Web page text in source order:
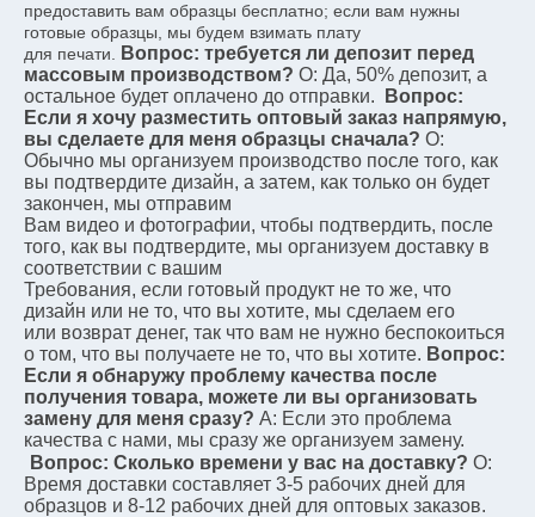
предоставить вам образцы бесплатно; если вам нужны
готовые образцы, мы будем взимать плату
для печати.
Вопрос: требуется ли депозит перед
массовым производством? О: Да, 50% депозит, а
остальное будет оплачено до отправки.
Вопрос:
Если я хочу разместить оптовый заказ напрямую,
вы сделаете для меня образцы сначала? О:
Обычно мы организуем производство после того, как
вы подтвердите дизайн, а затем, как только он будет
закончен, мы отправим
Вам видео и фотографии, чтобы подтвердить, после
того, как вы подтвердите, мы организуем доставку в
соответствии с вашим
Требования, если готовый продукт не то же, что
дизайн или не то, что вы хотите, мы сделаем его
или возврат денег, так что вам не нужно беспокоиться
о том, что вы получаете не то, что вы хотите. Вопрос:
Если я обнаружу проблему качества после
получения товара, можете ли вы организовать
замену для меня сразу? A: Если это проблема
качества с нами, мы сразу же организуем замену.
Вопрос: Сколько времени у вас на доставку? О:
Время доставки составляет 3-5 рабочих дней для
образцов и 8-12 рабочих дней для оптовых заказов.